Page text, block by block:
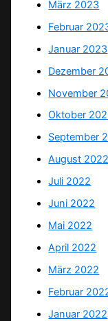
März 2023
Februar
Januar 2023
Dezember
November
Oktober
September
August 2022
Juli 2022
Juni 2022
Mai 2022
April 2022
März 2022
Februar
Januar 2022